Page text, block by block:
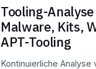
Tooling-Analyse
Malware, Kits,
APT-Tooling
Kontinuierliche Analyse